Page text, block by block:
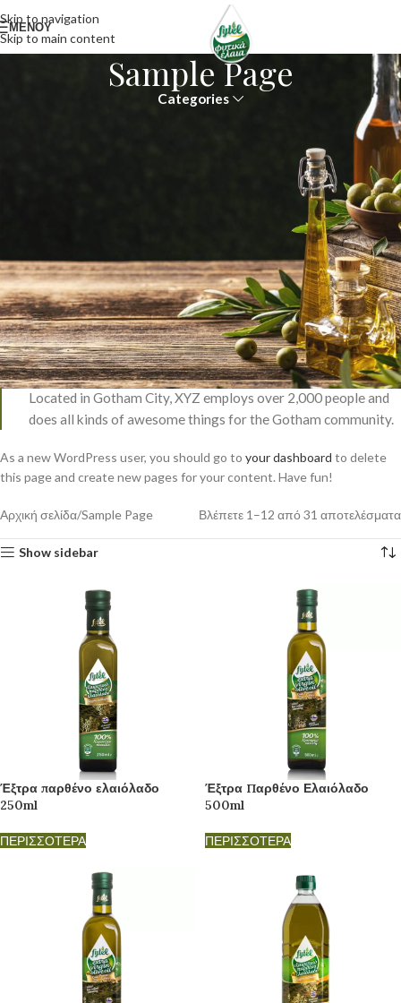
Skip to navigation
Skip to main content
ΜΕΝΟΥ
Sample Page
Categories
This is an example page. It’s different from a blog post because it will
stay in one place and will show up in your site navigation (in most
themes). Most people start with an About page that introduces them
to potential site visitors. It might say something like this:
Hi there! I’m a bike messenger by day, aspiring actor by night,
and this is my website. I live in Los Angeles, have a great dog
named Jack, and I like piña coladas. (And gettin’ caught in the
rain.)
…or something like this:
The XYZ Doohickey Company was founded in 1971, and has
been providing quality doohickeys to the public ever since.
Located in Gotham City, XYZ employs over 2,000 people and
does all kinds of awesome things for the Gotham community.
As a new WordPress user, you should go to your dashboard to delete
this page and create new pages for your content. Have fun!
Αρχική σελίδα Sample Page Βλέπετε 1–12 από 31 αποτελέσματα
Show sidebar
Έξτρα παρθένο ελαιόλαδο
250ml
ΠΕΡΙΣΣΟΤΕΡΑ
Έξτρα Παρθένο Ελαιόλαδο
500ml
ΠΕΡΙΣΣΟΤΕΡΑ